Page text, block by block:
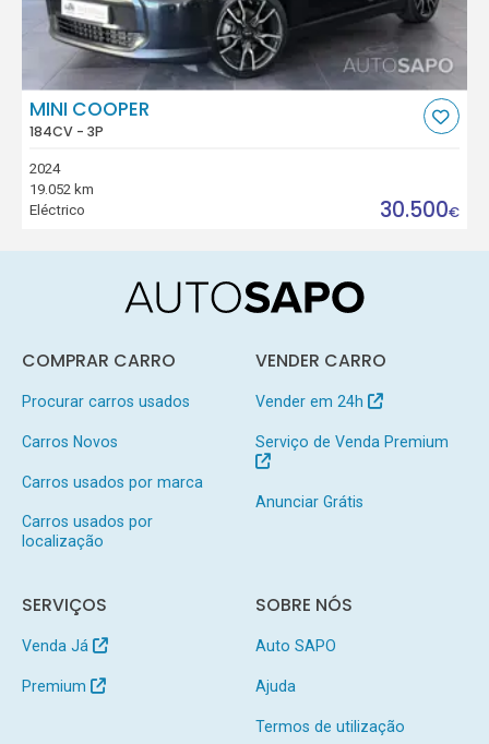
MINI COOPER
184CV - 3P
2024
19.052 km
Eléctrico
30.500€
COMPRAR CARRO
Procurar carros usados
Carros Novos
Carros usados por marca
Carros usados por
localização
VENDER CARRO
Vender em 24h
Serviço de Venda Premium
Anunciar Grátis
SERVIÇOS
Venda Já
Premium
SOBRE NÓS
Auto SAPO
Ajuda
Termos de utilização